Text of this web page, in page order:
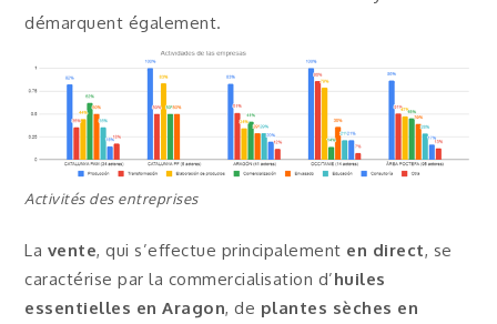
démarquent également.
Activités des entreprises
La vente, qui s’effectue principalement en direct, se
caractérise par la commercialisation d’huiles
essentielles en Aragon, de plantes sèches en